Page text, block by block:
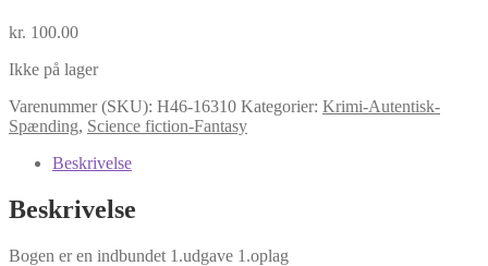
kr. 100.00
Ikke på lager
Varenummer (SKU): H46-16310 Kategorier: Krimi-Autentisk-
Spænding, Science fiction-Fantasy
Beskrivelse
Beskrivelse
Bogen er en indbundet 1.udgave 1.oplag